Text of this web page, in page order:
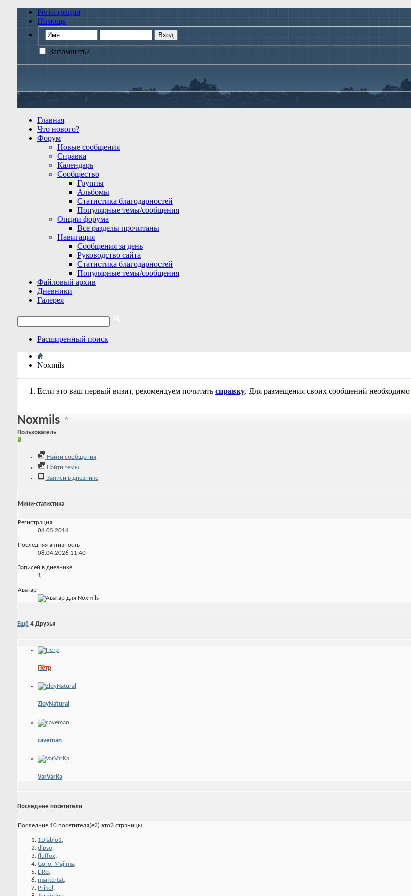
Регистрация
Помощь
Запомнить?
Главная
Что нового?
Форум
Новые сообщения
Справка
Календарь
Сообщество
Группы
Альбомы
Статистика благодарностей
Популярные темы/сообщения
Опции форума
Все разделы прочитаны
Навигация
Сообщения за день
Руководство сайта
Статистика благодарностей
Популярные темы/сообщения
Файловый архив
Дневники
Галерея
Расширенный поиск
Noxmils
Если это ваш первый визит, рекомендуем почитать справку. Для размещения своих сообщений необходимо
Noxmils
Пользователь
Найти сообщения
Найти темы
Записи в дневнике
Мини-статистика
Регистрация
08.05.2018
Последняя активность
08.04.2026 11:40
Записей в дневнике
1
Аватар
Ещё 4 Друзья
Пётр
ZloyNatural
caveman
VarVarKa
Последние посетители
Последние 10 посетителя(ей) этой страницы:
1Diablo1,
dipso,
fluffox,
Goro_Majima,
LiRo,
markertat,
Prikol ,